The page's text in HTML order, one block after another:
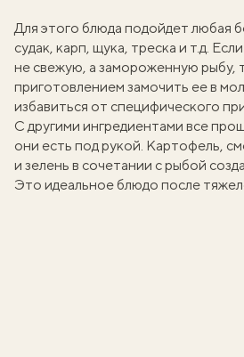
Для этого блюда подойдет любая
судак, карп, щука, треска и т.д.
не свежую, а замороженную рыбу,
приготовлением замочить ее в
избавиться от специфического
С другими ингредиентами все
они есть под рукой. Картофель,
и зелень в сочетании с рыбой
Это идеальное блюдо после